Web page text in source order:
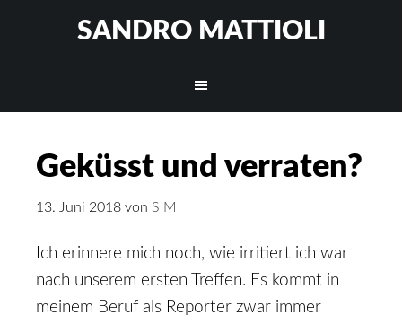
SANDRO MATTIOLI
Geküsst und verraten?
13. Juni 2018 von S M
Ich erinnere mich noch, wie irritiert ich war
nach unserem ersten Treﬀen. Es kommt in
meinem Beruf als Reporter zwar immer